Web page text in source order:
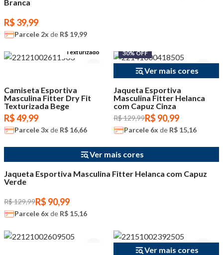
Branca
R$ 39,99
Parcele 2x de R$ 19,99
Texturizado
Camiseta Esportiva
Masculina Fitter Dry Fit
Texturizada Bege
R$ 49,99
Parcele3x de R$ 16,66
30% OFF
Ver mais cores
Jaqueta Esportiva
Masculina Fitter Helanca
com Capuz Cinza
R$ 129,99R$ 90,99
Parcele 6x de R$ 15,16
Ver mais cores
Jaqueta Esportiva Masculina Fitter Helanca com Capuz
Verde
R$ 129,99R$ 90,99
Parcele 6x de R$ 15,16
Ver mais cores